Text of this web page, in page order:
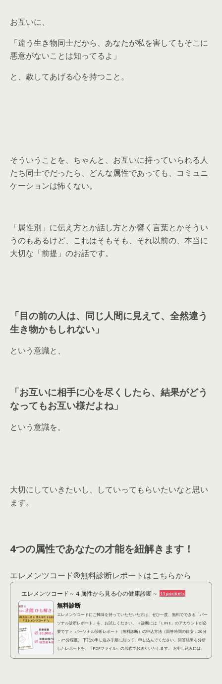
お互いに、
「違う生き物同士だから、あなたが私を害してもそこに
悪意がないことは知ってるよ」
と、赦してあげる心を持つこと。
そういうことを、ちゃんと、お互いに持っていられる人
たち同士でだったら、どんな属性であっても、コミュニ
ケーションは怖くない。
「属性別」に伝え方とか話し方とか響く言葉とかそうい
うのもあるけど、これはそもそも、それ以前の、本当に
大切な「前提」のお話です。
「目の前の人は、同じ人間に見えて、全然違う
生き物かもしれない」
という意識と、
「お互いに相手に心を尽くしたら、結果がどう
なってもお互い様だよね」
という意識を。
大切にしていきたいし、していってもらいたいなと思い
ます。
4つの属性であなたの才能を紐解きます！
エレメンツコード®︎無料診断レポートはこちらから
エレメンツコード～４属性から見る心の健康診断～ 11 pockets
無料診断
エレメンツコードにご興味を持っていただいた方は、ぜひ一度、無料でできる「パー
ソナル診断レポート」を、お試しください。 ＜診断には「LINE」のアカウントが必
要です＞ パーソナル診断レポート（無料診断）の申込方法（回答時間の目安：20分
～25分程度） 下記の申し込み手順に則って、申し込んでください。回答結果を分析
したレポートを、「PDFファイル」の形式でお送りいたします。 お申し込みには、